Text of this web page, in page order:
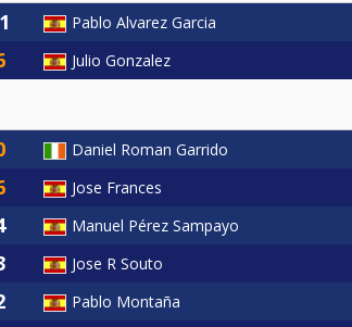
Pablo Alvarez Garcia
Julio Gonzalez
Daniel Roman Garrido
Jose Frances
Manuel Pérez Sampayo
Jose R Souto
Pablo Montaña